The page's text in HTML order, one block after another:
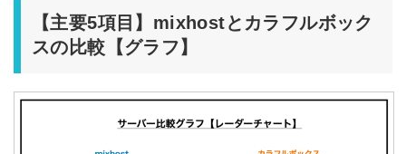
【主要5項目】mixhostとカラフルボック
スの比較【グラフ】